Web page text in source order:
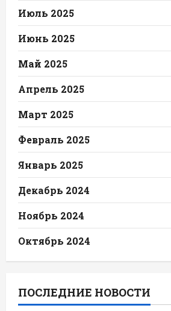
Июль 2025
Июнь 2025
Май 2025
Апрель 2025
Март 2025
Февраль 2025
Январь 2025
Декабрь 2024
Ноябрь 2024
Октябрь 2024
ПОСЛЕДНИЕ НОВОСТИ